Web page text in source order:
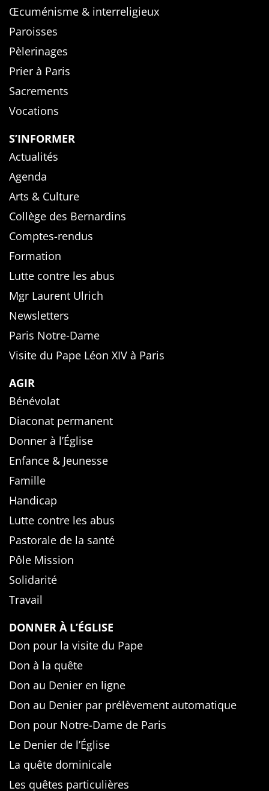
Œcuménisme & interreligieux
Paroisses
Pèlerinages
Prier à Paris
Sacrements
Vocations
S’INFORMER
Actualités
Agenda
Arts & Culture
Collège des Bernardins
Comptes-rendus
Formation
Lutte contre les abus
Mgr Laurent Ulrich
Newsletters
Paris Notre-Dame
Visite du Pape Léon XIV à Paris
AGIR
Bénévolat
Diaconat permanent
Donner à l’Église
Enfance & Jeunesse
Famille
Handicap
Lutte contre les abus
Pastorale de la santé
Pôle Mission
Solidarité
Travail
DONNER À L’ÉGLISE
Don pour la visite du Pape
Don à la quête
Don au Denier en ligne
Don au Denier par prélèvement automatique
Don pour Notre-Dame de Paris
Le Denier de l’Église
La quête dominicale
Les quêtes particulières